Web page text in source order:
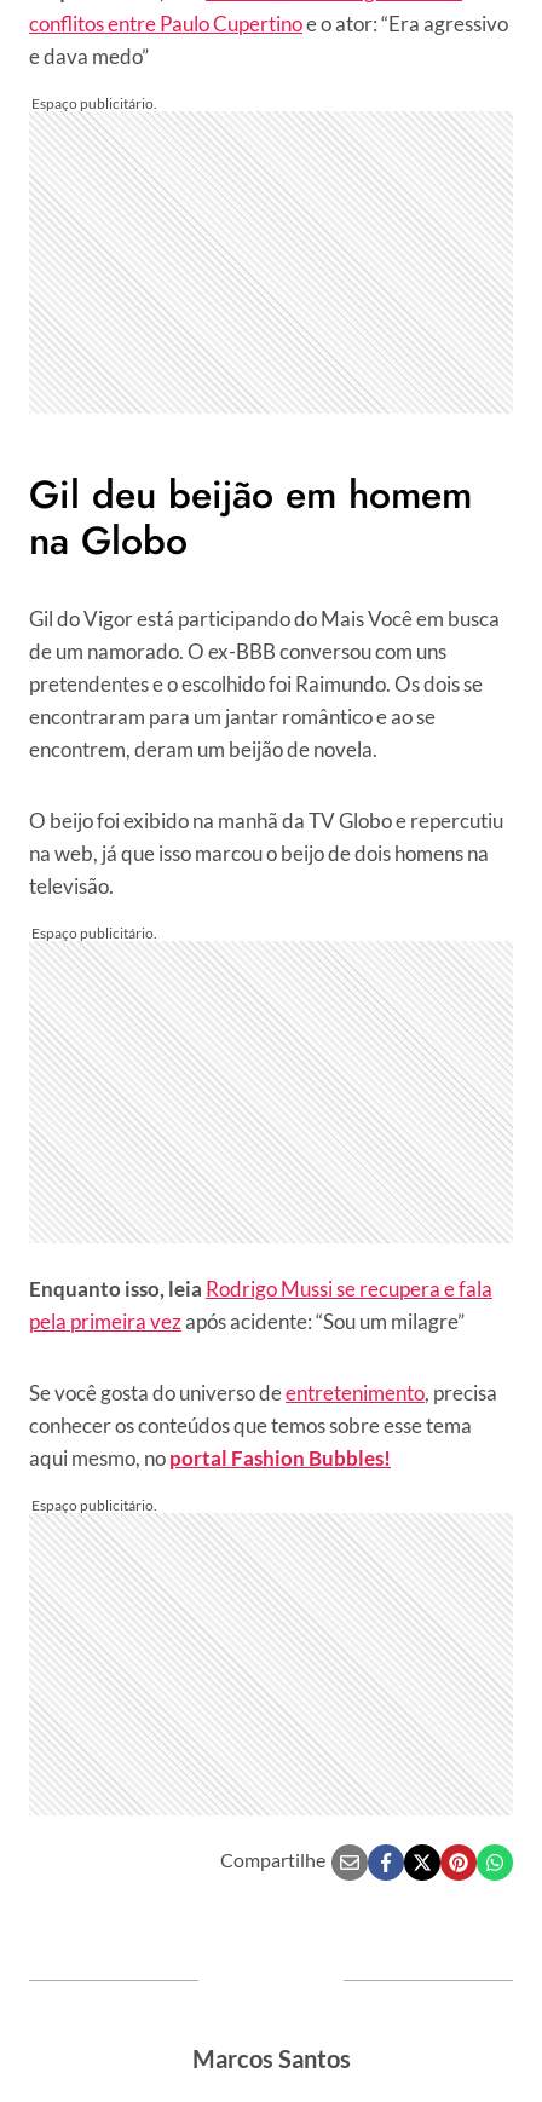
conflitos entre Paulo Cupertinoe o ator: “Era agressivo
e dava medo”
Gil deu beijão em homem
na Globo
Gil do Vigor está participando do Mais Você em busca
de um namorado. O ex-BBB conversou com uns
pretendentes e o escolhido foi Raimundo. Os dois se
encontraram para um jantar romântico e ao se
encontrem, deram um beijão de novela.
O beijo foi exibido na manhã da TV Globo e repercutiu
na web, já que isso marcou o beijo de dois homens na
televisão.
Enquanto isso, leia Rodrigo Mussi se recupera e fala
pela primeira vezapós acidente: “Sou um milagre”
Se você gosta do universo deentretenimento, precisa
conhecer os conteúdos que temos sobre esse tema
aqui mesmo, noportal Fashion Bubbles!
Compartilhe
Marcos Santos